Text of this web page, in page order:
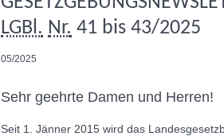
LGBl. Nr. 41 bis 43/2025
05/2025
Sehr geehrte Damen und Herren!
Seit 1. Jänner 2015 wird das